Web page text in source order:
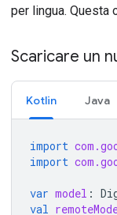
per lingua.
Scaricare un
Kotlin Java
import
import
var model :
val